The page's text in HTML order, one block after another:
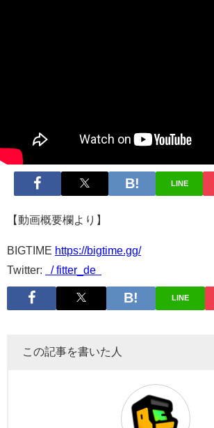
LINE
【動画概要欄より】
BIGTIME https://bigtime.gg/
Twitter:
/ fitter_de
LINE
この記事を書いた人